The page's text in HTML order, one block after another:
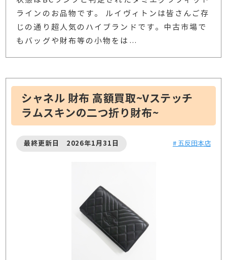
ラインのお品物です。 ルイヴィトンは皆さんご存
じの通り超人気のハイブランドです。中古市場で
もバッグや財布等の小物をは …
シャネル 財布 高額買取~Vステッチ
ラムスキンの二つ折り財布~
最終更新日 2026年1月31日 # 五反田本店